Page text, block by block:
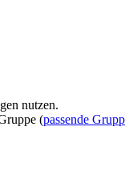
nutzen.
(passende